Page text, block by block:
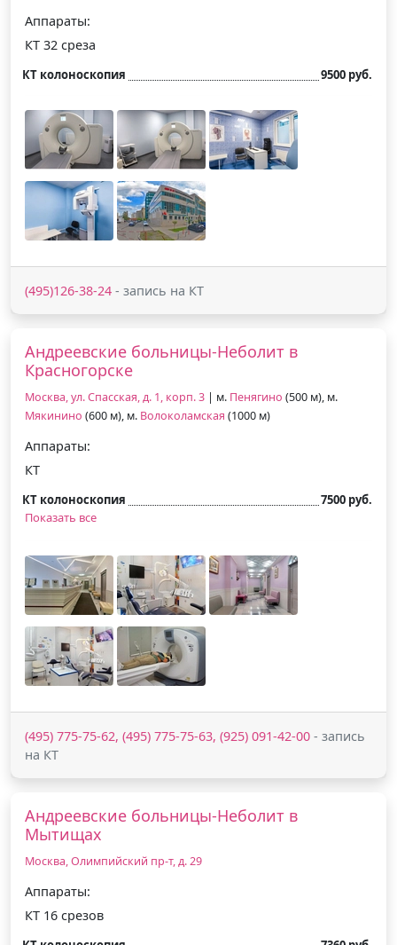
Аппараты:
КТ 32 среза
КТ колоноскопия 9500 руб.
(495)126-38-24 - запись на КТ
Андреевские больницы-Неболит в
Красногорске
Москва, ул. Спасская, д. 1, корп. 3 | м. Пенягино (500 м), м.
Мякинино (600 м), м. Волоколамская (1000 м)
Аппараты:
КТ
КТ колоноскопия
7500 руб.
Показать все
(495) 775-75-62, (495) 775-75-63, (925) 091-42-00 - запись
на КТ
Андреевские больницы-Неболит в
Мытищах
Москва, Олимпийский пр-т, д. 29
Аппараты:
КТ 16 срезов